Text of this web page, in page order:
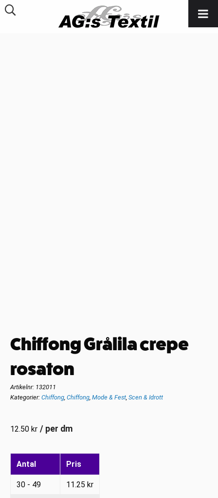
Chiffong Grålila crepe
rosaton
Artikelnr: 132011
Kategorier:Chiffong ,Chiffong ,Mode & Fest ,Scen & Idrott
12.50kr / per dm
Antal Pris
30 - 49 11.25kr